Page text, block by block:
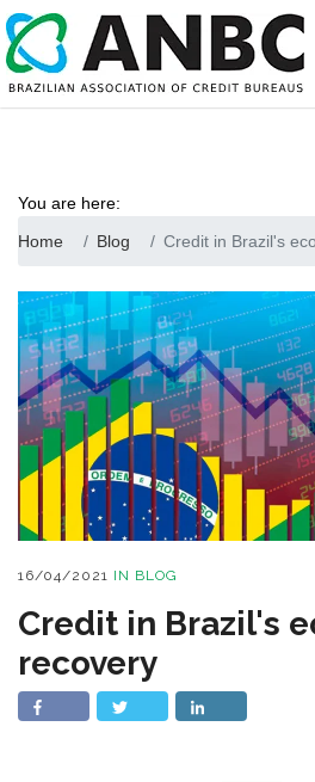
You are here:
Home
Blog Credit in Brazil's
16/04/2021 IN BLOG
Credit in Brazil's
recovery